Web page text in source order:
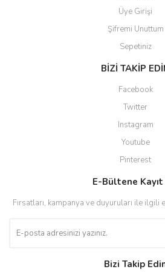
Üye Girişi
Şifremi Unuttum
Sepetiniz
BİZİ TAKİP
Facebook
Twitter
Instagram
Youtube
Pinterest
E-Bültene
Fırsatları, kampanya ve duyuruları ile
Bizi Takip